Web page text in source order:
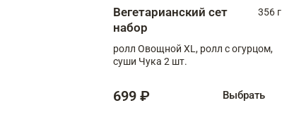
Вегетарианский сет
набор
356 г
ролл Овощной XL, ролл с огурцом,
суши Чука 2 шт.
699 ₽ Выбрать